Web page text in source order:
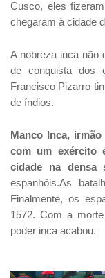
Cusco, eles
chegaram à cidade
A nobreza inca não
de conquista dos
Francisco Pizarro
de índios.
Manco Inca,
com um exército
cidade na densa
espanhóis.As
Finalmente, os
1572. Com a
poder inca acabou.